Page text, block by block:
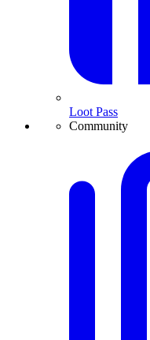
Loot Pass
Community